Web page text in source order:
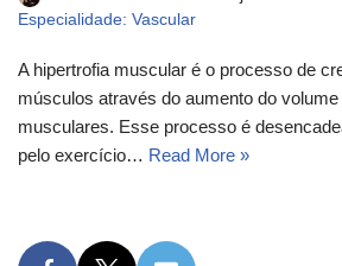
Especialidade: Vascular
A hipertrofia muscular é o processo de
músculos através do aumento do
musculares. Esse processo é
pelo exercício… Read More »